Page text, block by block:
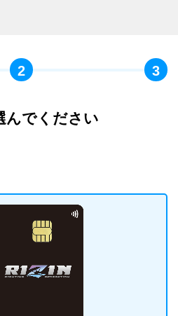
2 3
んでください